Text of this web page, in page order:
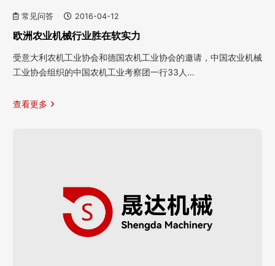
常见问答 2016-04-12
欧洲农业机械行业胜在软实力
受意大利农机工业协会和德国农机工业协会的邀请，中国农业机械
工业协会组织的中国农机工业考察团一行33人…
查看更多